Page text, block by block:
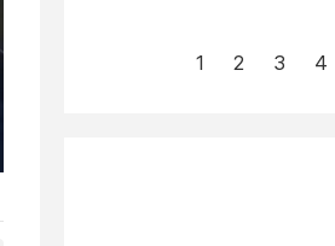
1 2 3 4